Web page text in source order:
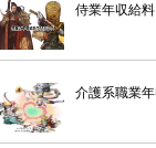
侍業年収給
介護系職業